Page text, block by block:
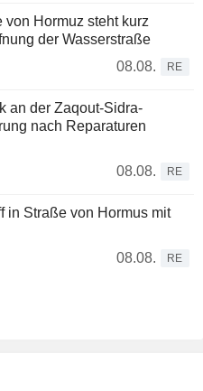
von Hormuz steht kurz
der Wasserstraße
08.08.
RE
an der Zaqout-Sidra-
nach Reparaturen
08.08.
RE
in Straße von Hormus mit
08.08.
RE